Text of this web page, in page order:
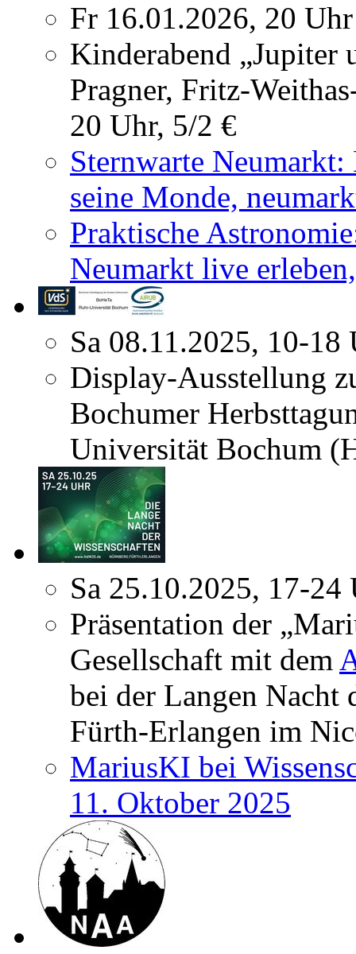
Fr 16.01.2026, 20 Uhr
Kinderabend „Jupiter
Pragner, Fritz-
20 Uhr, 5/2 €
Sternwarte
seine Monde,
Praktische
Neumarkt live
Sa 08.11.2025, 10-18
Display-Ausstellung
Bochumer
Universität Bochum
Sa 25.10.2025, 17-24
Präsentation der
Gesellschaft mit dem
bei der Langen Nacht
Fürth-Erlangen im
MariusKI bei
11. Oktober 2025